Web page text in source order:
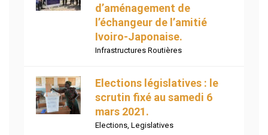
d’aménagement de
l’échangeur de l’amitié
Ivoiro-Japonaise.
Infrastructures Routières
Elections législatives : le
scrutin fixé au samedi 6
mars 2021.
Elections, Legislatives